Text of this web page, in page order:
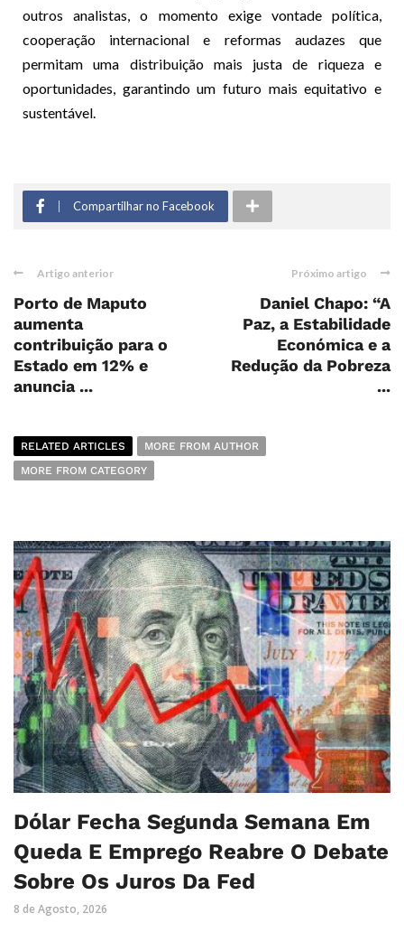
outros analistas, o momento exige vontade política,
cooperação internacional e reformas audazes que
permitam uma distribuição mais justa de riqueza e
oportunidades, garantindo um futuro mais equitativo e
sustentável.
Compartilhar no Facebook
Artigo anterior
Porto de Maputo
aumenta
contribuição para o
Estado em 12% e
anuncia ...
Próximo artigo
Daniel Chapo: “A
Paz, a Estabilidade
Económica e a
Redução da Pobreza
...
RELATED ARTICLES
MORE FROM AUTHOR
MORE FROM CATEGORY
Dólar Fecha Segunda Semana Em
Queda E Emprego Reabre O Debate
Sobre Os Juros Da Fed
8 de Agosto, 2026